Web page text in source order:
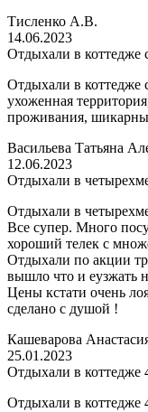
Тисленко А.В.
14.06.2023
Отдыхали в коттедже
Отдыхали в коттедже
ухоженная
проживания,
Васильева Татьяна
12.06.2023
Отдыхали в
Отдыхали в
Все супер. Много
хороший телек с
Отдыхали по акции
вышло что и еузжать
Цены кстати очень
сделано с душой !
Кашеварова
25.01.2023
Отдыхали в коттедже
Отдыхали в коттедже